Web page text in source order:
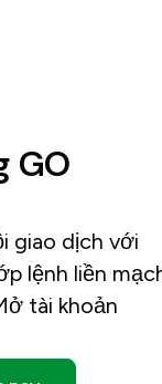
GO
giao dịch với
lệnh liền
tài khoản